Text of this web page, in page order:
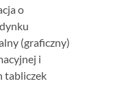
o
(graficzny)
i
tabliczek